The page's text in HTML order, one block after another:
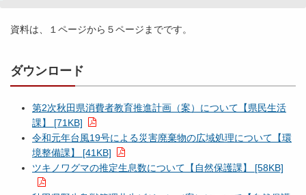
資料は、１ページから５ページまでです。
ダウンロード
第2次秋田県消費者教育推進計画（案）について【県民生活
課】 [71KB]
令和元年台風19号による災害廃棄物の広域処理について【環
境整備課】 [41KB]
ツキノワグマの推定生息数について【自然保護課】 [58KB]